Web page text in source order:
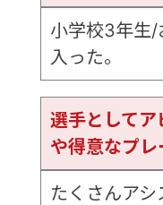
小学校3年生/
入った。
選手としてア
や得意なプレ
たくさんアシ